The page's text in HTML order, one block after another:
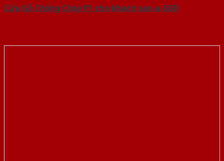
Cửa Gỗ Chống Cháy P1 cho khach san-a-SGD